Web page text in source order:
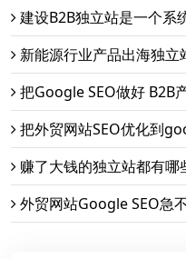
建设B2B独立站是一个系
新能源行业产品出海独
把Google SEO做好 B2B
把外贸网站SEO优化到
赚了大钱的独立站都有哪
外贸网站Google SEO急